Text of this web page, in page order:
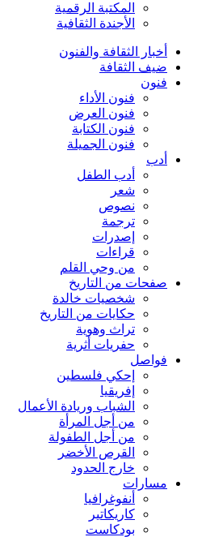
المكتبة الرقمية
الأجندة الثقافية
أخبار الثقافة والفنون
ضيف الثقافة
فنون
فنون الأداء
فنون العرض
فنون الكتابة
فنون الجميلة
أدب
أدب الطفل
شعر
نصوص
ترجمة
إصدرات
قراءات
من وحي القلم
صفحات من التاريخ
شخصيات خالدة
حكايات من التاريخ
تراث وهوية
حفريات أثرية
فواصل
إحكي فلسطين
إفريقيا
الشباب وريادة الأعمال
من أجل المرأة
من أجل الطفولة
القرص الأخضر
خارج الحدود
مسارات
أنفوغرافيا
كاريكاتير
بودكاست